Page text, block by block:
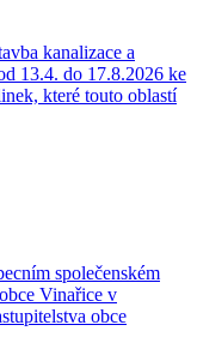
kanalizace a
13.4. do 17.8.2026 ke
které touto oblastí
společenském
Vinařice v
obce